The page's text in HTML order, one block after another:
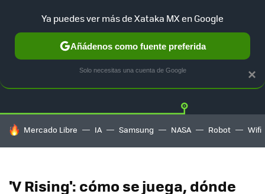
Twitter
HOY SE HABLA DE
Mercado Libre IA Samsung NASA Robot Wifi
'V Rising': cómo se juega, dónde
×
Ya puedes ver más de Xataka MX en Google
Añádenos como fuente preferida
Solo necesitas una cuenta de Google